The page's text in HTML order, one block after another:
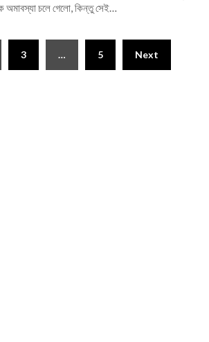
অমাবস্যা চলে গেলো, কিন্তু সেই…
3 … 5 Next